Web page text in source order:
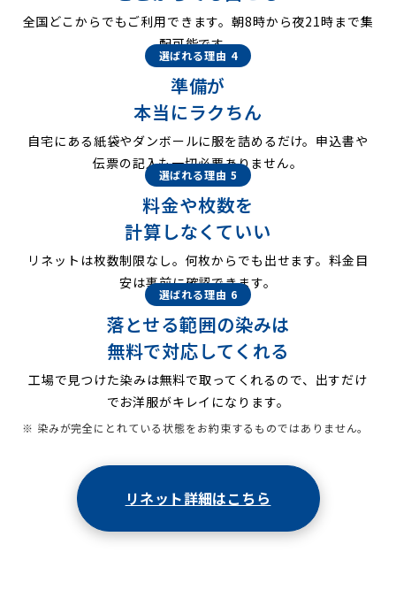
全国どこからでもご利用できます。朝8時から夜21時まで集
配可能です。
選ばれる理由 4
準備が
本当にラクちん
自宅にある紙袋やダンボールに服を詰めるだけ。申込書や
伝票の記入も一切必要ありません。
選ばれる理由 5
料金や枚数を
計算しなくていい
リネットは枚数制限なし。何枚からでも出せます。料金目
安は事前に確認できます。
選ばれる理由 6
落とせる範囲の染みは
無料で対応してくれる
工場で見つけた染みは無料で取ってくれるので、出すだけ
でお洋服がキレイになります。
※ 染みが完全にとれている状態をお約束するものではありません。
リネット詳細はこちら